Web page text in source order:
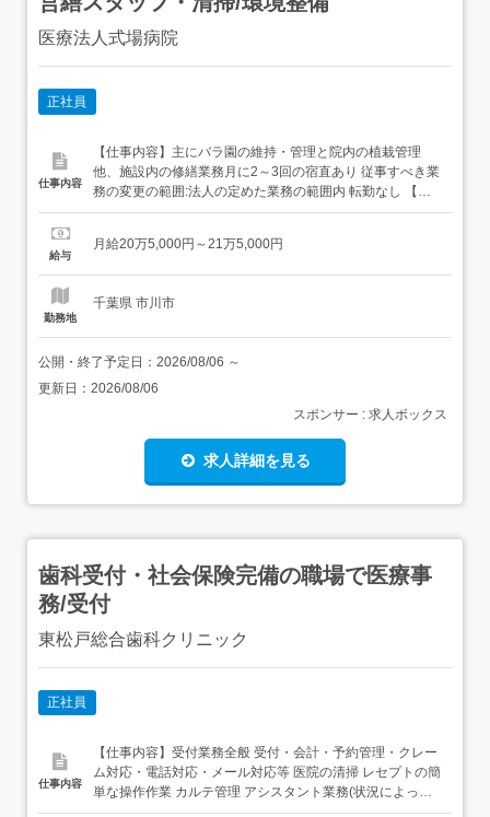
医療法人式場病院
正社員
仕事内容
【仕事内容】主にバラ園の維持・管理と院内の植栽管理
他、施設内の修繕業務月に2～3回の宿直あり 従事すべき業
務の変更の範囲:法人の定めた業務の範囲内 転勤なし 【経
験・資格】<応募要件>普通自動車運転免許必須(AT限定可)
理、緑地管理植栽に興味のあるかた 【給与】月給 205,000
給与
月給20万5,000円～21万5,000円
勤務地
千葉県 市川市
公開・終了予定日： 2026/08/06 ～
更新日： 2026/08/06
スポンサー : 求人ボックス
求人詳細を見る
歯科受付・社会保険完備の職場で医療事
務/受付
東松戸総合歯科クリニック
正社員
仕事内容
【仕事内容】受付業務全般 受付・会計・予約管理・クレー
ム対応・電話対応・メール対応等 医院の清掃 レセプトの簡
単な操作作業 カルテ管理 アシスタント業務(状況によって
歯科助手業務を行って頂く場合があります)未経験の方もで